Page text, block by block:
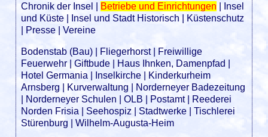
Chronik der Insel Betriebe und Einrichtungen
Insel
und Küste
Insel und Stadt Historisch
Küstenschutz
Presse |Vereine
Bodenstab (Bau) Fliegerhorst|
Freiwillige
Feuerwehr|Giftbude Haus Ihnken, Damenpfad
Hotel Germania
Inselkirche
Kinderkurheim
Arnsberg
Kurverwaltung
Norderneyer Badezeitung
Norderneyer Schulen |OLB Postamt|
Reederei
Norden Frisia
Seehospiz |Stadtwerke |Tischlerei
Stürenburg |Wilhelm-Augusta-Heim